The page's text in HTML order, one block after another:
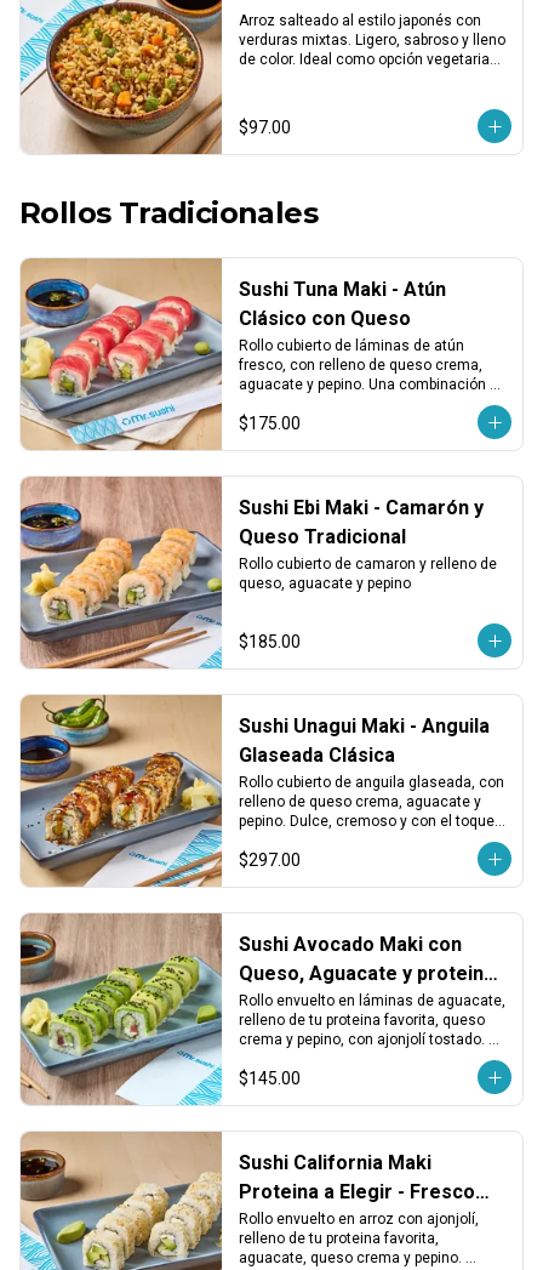
Arroz salteado al estilo japonés con
verduras mixtas. Ligero, sabroso y lleno
de color. Ideal como opción vegetariana
$97.00
Rollos Tradicionales
Sushi Tuna Maki - Atún
Clásico con Queso
Rollo cubierto de láminas de atún
fresco, con relleno de queso crema,
aguacate y pepino. Una combinación
$175.00
Sushi Ebi Maki - Camarón y
Queso Tradicional
Rollo cubierto de camaron y relleno de
queso, aguacate y pepino
$185.00
Sushi Unagui Maki - Anguila
Glaseada Clásica
Rollo cubierto de anguila glaseada, con
relleno de queso crema, aguacate y
pepino. Dulce, cremoso y con el toque
$297.00
Sushi Avocado Maki con
Queso, Aguacate y proteina
a elegir:
Rollo envuelto en láminas de aguacate,
relleno de tu proteina favorita, queso
crema y pepino, con ajonjolí tostado.
equilibrado.
$145.00
Sushi California Maki
Proteina a Elegir - Fresco
con Ajonjolí
Rollo envuelto en arroz con ajonjolí,
relleno de tu proteina favorita,
aguacate, queso crema y pepino.